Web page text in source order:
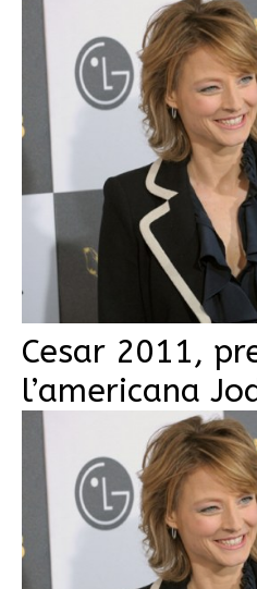
Cesar 2011,
l’americana